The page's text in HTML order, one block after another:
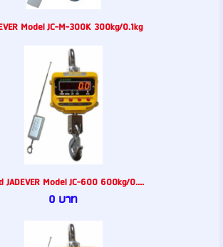
Model JC-M-300K 300kg/0.1kg
JADEVER Model JC-600 600kg/0....
0 บาท